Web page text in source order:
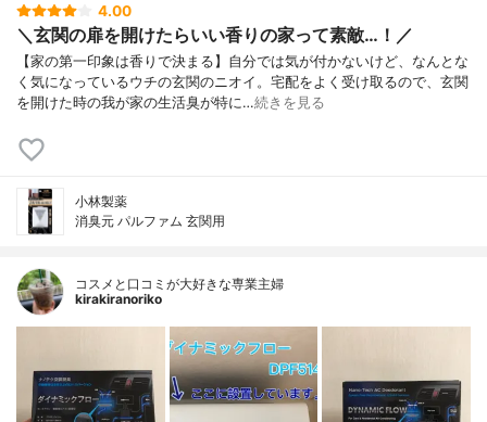
4.00
＼玄関の扉を開けたらいい香りの家って素敵…！／
【家の第一印象は香りで決まる】自分では気が付かないけど、なんとな
く気になっているウチの玄関のニオイ。宅配をよく受け取るので、玄関
を開けた時の我が家の生活臭が特に…続きを見る
小林製薬
消臭元 パルファム 玄関用
コスメと口コミが大好きな専業主婦
kirakiranoriko